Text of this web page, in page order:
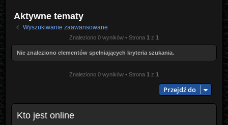
Aktywne tematy
Wyszukiwanie zaawansowane
Znaleziono 0 wyników • Strona 1 z 1
Nie znaleziono elementów spełniających kryteria szukania.
Znaleziono 0 wyników • Strona 1 z 1
Przejdź do
Kto jest online